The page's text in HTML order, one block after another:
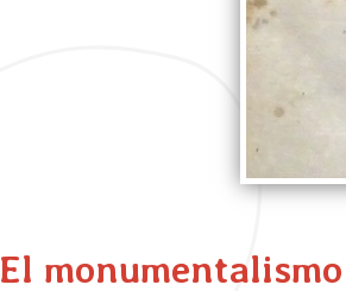
El monumentalismo